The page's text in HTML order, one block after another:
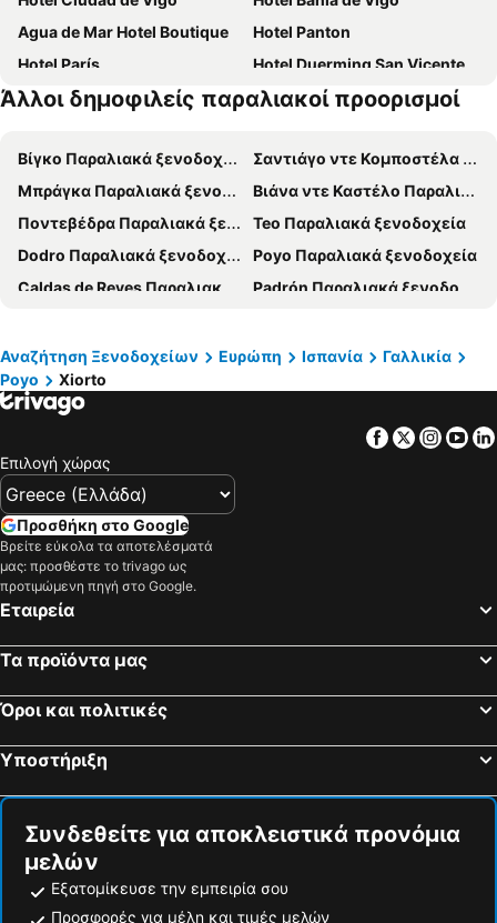
Agua de Mar Hotel Boutique
Hotel Panton
Hotel París
Hotel Duerming San Vicente
Gran Hotel Nagari Boutique & Spa
Rias Bajas
Άλλοι δημοφιλείς παραλιακοί προορισμοί
Βίγκο Παραλιακά ξενοδοχεία
Σαντιάγο ντε Κομποστέλα Παραλιακά ξενοδοχεία
Μπράγκα Παραλιακά ξενοδοχεία
Βιάνα ντε Καστέλο Παραλιακά ξενοδοχεία
Ποντεβέδρα Παραλιακά ξενοδοχεία
Teo Παραλιακά ξενοδοχεία
Dodro Παραλιακά ξενοδοχεία
Poyo Παραλιακά ξενοδοχεία
Caldas de Reyes Παραλιακά ξενοδοχεία
Padrón Παραλιακά ξενοδοχεία
Melide Παραλιακά ξενοδοχεία
Vila Verde Παραλιακά ξενοδοχεία
Esposende Παραλιακά ξενοδοχεία
Αναζήτηση Ξενοδοχείων Ευρώπη Ισπανία
Γαλλικία
Poyo
Xiorto
Facebook
Twitter
Επιλογή χώρας
Προσθήκη στο Google
Βρείτε εύκολα τα αποτελέσματά
μας: προσθέστε το trivago ως
προτιμώμενη πηγή στο Google.
Εταιρεία
Τα προϊόντα μας
Όροι και πολιτικές
Υποστήριξη
Συνδεθείτε για αποκλειστικά προνόμια
μελών
Εξατομίκευσε την εμπειρία σου
Προσφορές για μέλη και τιμές μελών